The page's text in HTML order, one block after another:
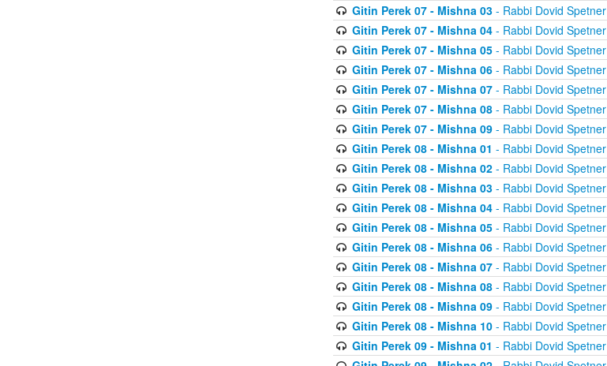
Gitin Perek 07 - Mishna 03- Rabbi Dovid Spetner
Gitin Perek 07 - Mishna 04- Rabbi Dovid Spetner
Gitin Perek 07 - Mishna 05- Rabbi Dovid Spetner
Gitin Perek 07 - Mishna 06- Rabbi Dovid Spetner
Gitin Perek 07 - Mishna 07- Rabbi Dovid Spetner
Gitin Perek 07 - Mishna 08- Rabbi Dovid Spetner
Gitin Perek 07 - Mishna 09- Rabbi Dovid Spetner
Gitin Perek 08 - Mishna 01 - Rabbi Dovid Spetner
Gitin Perek 08 - Mishna 02- Rabbi Dovid Spetner
Gitin Perek 08 - Mishna 03- Rabbi Dovid Spetner
Gitin Perek 08 - Mishna 04- Rabbi Dovid Spetner
Gitin Perek 08 - Mishna 05- Rabbi Dovid Spetner
Gitin Perek 08 - Mishna 06- Rabbi Dovid Spetner
Gitin Perek 08 - Mishna 07- Rabbi Dovid Spetner
Gitin Perek 08 - Mishna 08- Rabbi Dovid Spetner
Gitin Perek 08 - Mishna 09- Rabbi Dovid Spetner
Gitin Perek 08 - Mishna 10- Rabbi Dovid Spetner
Gitin Perek 09 - Mishna 01 - Rabbi Dovid Spetner